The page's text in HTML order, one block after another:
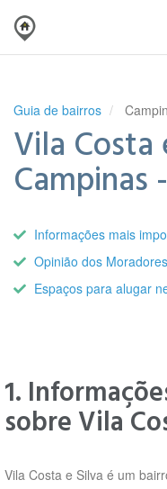
Guia de bairros
Vila Costa
Campinas
Informações mais
Opinião dos Moradores
Espaços para alugar
1.
sobre Vila
Vila Costa e Silva é um